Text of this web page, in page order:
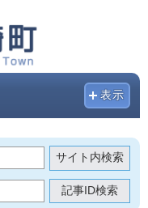
表示
サイト内検索
記事ID検索